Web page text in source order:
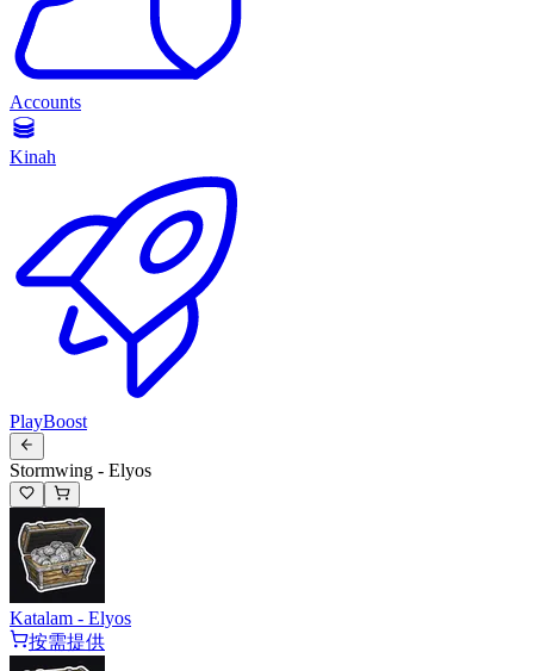
Accounts
Kinah
PlayBoost
Stormwing - Elyos
Katalam - Elyos
按需提供